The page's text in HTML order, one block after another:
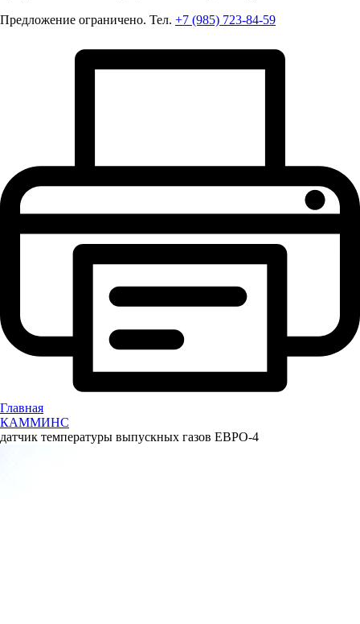
Предложение ограничено. Тел. +7 (985) 723-84-59
Главная
КАММИНС
датчик температуры выпускных газов ЕВРО-4